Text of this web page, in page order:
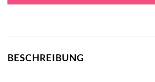
BESCHREIBUNG